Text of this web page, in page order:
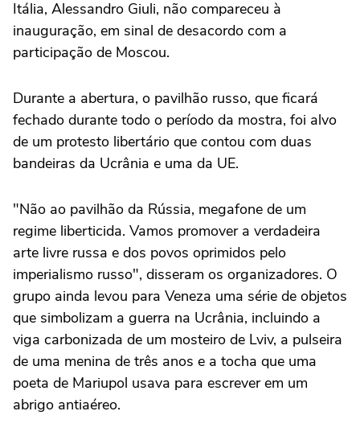
Itália, Alessandro Giuli, não compareceu à
inauguração, em sinal de desacordo com a
participação de Moscou.
Durante a abertura, o pavilhão russo, que ficará
fechado durante todo o período da mostra, foi alvo
de um protesto libertário que contou com duas
bandeiras da Ucrânia e uma da UE.
"Não ao pavilhão da Rússia, megafone de um
regime liberticida. Vamos promover a verdadeira
arte livre russa e dos povos oprimidos pelo
imperialismo russo", disseram os organizadores. O
grupo ainda levou para Veneza uma série de objetos
que simbolizam a guerra na Ucrânia, incluindo a
viga carbonizada de um mosteiro de Lviv, a pulseira
de uma menina de três anos e a tocha que uma
poeta de Mariupol usava para escrever em um
abrigo antiaéreo.